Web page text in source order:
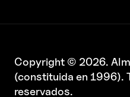
Copyright © 2026.
(constituida en 1996).
reservados.